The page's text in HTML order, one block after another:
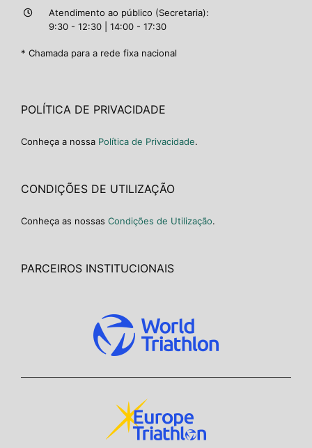
Atendimento ao público (Secretaria):
9:30 - 12:30 | 14:00 - 17:30
* Chamada para a rede fixa nacional
POLÍTICA DE PRIVACIDADE
Conheça a nossa Política de Privacidade.
CONDIÇÕES DE UTILIZAÇÃO
Conheça as nossas Condições de Utilização.
PARCEIROS INSTITUCIONAIS